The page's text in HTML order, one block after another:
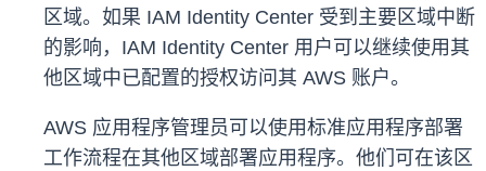
区域。如果 IAM Identity Center 受到主要区域中断
的影响，IAM Identity Center 用户可以继续使用其
他区域中已配置的授权访问其 AWS 账户。
AWS 应用程序管理员可以使用标准应用程序部署
工作流程在其他区域部署应用程序。他们可在该区